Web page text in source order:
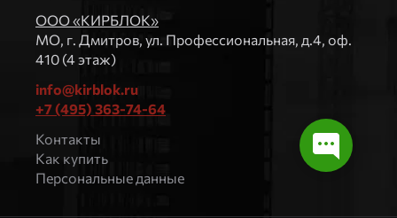
ООО «КИРБЛОК»
МO, г. Дмитров, ул. Профессиональная, д.4, оф.
410 (4 этаж)
info@kirblok.ru
+7 (495) 363-74-64
Контакты
Как купить
Персональные данные